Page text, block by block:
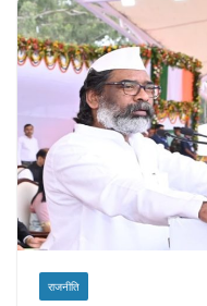
राजनीति